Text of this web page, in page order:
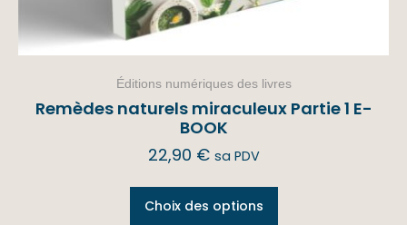
Éditions numériques des livres
Remèdes naturels miraculeux Partie 1 E-
BOOK
22,90 € sa PDV
Choix des options